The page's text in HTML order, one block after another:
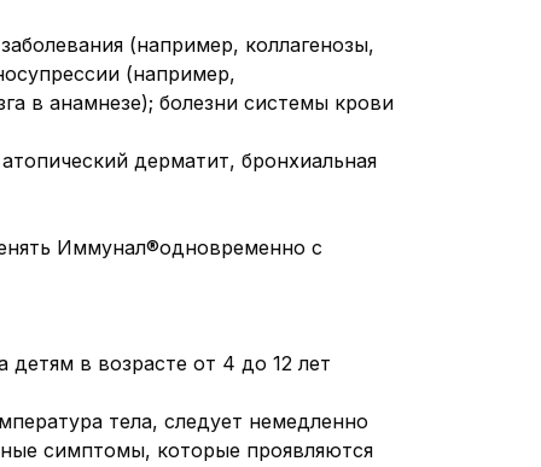
(например, коллагенозы,
(например,
в анамнезе); болезни системы крови
дерматит, бронхиальная
Иммунал®одновременно с
в возрасте от 4 до 12 лет
тела, следует немедленно
симптомы, которые проявляются